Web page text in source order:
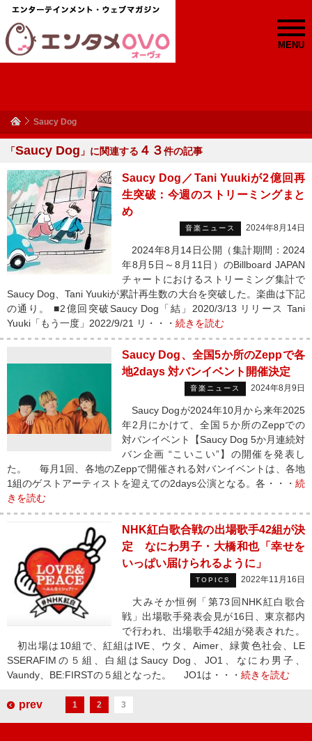
MENU
Saucy Dog
「Saucy Dog 」に関連する ４３件の記事
Saucy Dog／Tani Yuukiが2億回再
生突破：今週のストリーミングまと
め
音楽ニュース 2024年8月14日
2024年8月14日公開（集計期間：2024
年8月5日～8月11日）のBillboard JAPAN
チャートにおけるストリーミング集計で
Saucy Dog、Tani Yuukiが累計再生数の大台を突破した。楽曲は下記
の通り。 ■2億回突破Saucy Dog「結」2020/3/13 リリース Tani
Yuuki「もう一度」2022/9/21 リ・・・ 続きを読む
Saucy Dog、全国5か所のZeppで各
地2days 対バンイベント開催決定
音楽ニュース 2024年8月9日
Saucy Dogが2024年10月から来年2025
年2月にかけて、全国５か所のZeppでの
対バンイベント【Saucy Dog 5か月連続対
バン企画 “こいこい”】の開催を発表し
た。 毎月1回、各地のZeppで開催される対バンイベントは、各地
1組のゲストアーティストを迎えての2days公演となる。各・・・ 続
きを読む
NHK紅白歌合戦の出場歌手42組が決
定 なにわ男子・大橋和也「幸せを
いっぱい届けられるように」
TOPICS 2022年11月16日
大みそか恒例「第73回NHK紅白歌合
戦」出場歌手発表会見が16日、東京都内
で行われ、出場歌手42組が発表された。
初出場は10組で、紅組はIVE、ウタ、Aimer、緑黄色社会、LE
SSERAFIMの５組、白組はSaucy Dog、JO1、なにわ男子、
Vaundy、BE:FIRSTの５組となった。 JO1は・・・ 続きを読む
prev 1 2 3